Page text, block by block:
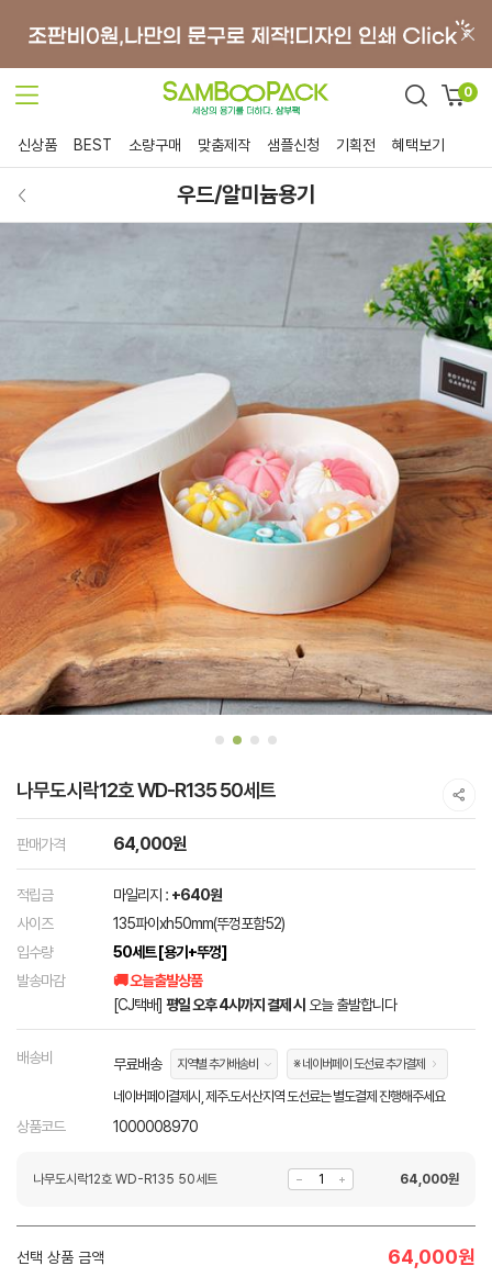
0
신상품 BEST 소량구매 맞춤제작 샘플신청 기획전 혜택보기
우드/알미늄용기
나무도시락12호 WD-R135 50세트
판매가격 64,000원
적립금 마일리지 : +640원
사이즈
135파이xh50mm(뚜껑포함52)
입수량
50세트 [용기+뚜껑]
발송마감
🚚 오늘출발상품
[CJ택배] 평일 오후 4시까지 결제 시 오늘 출발합니다
배송비 무료배송 지역별 추가배송비 ※ 네이버페이 도선료 추가결제
네이버페이결제시, 제주.도서산지역 도선료는 별도결제 진행해주세요
상품코드 1000008970
나무도시락12호 WD-R135 50세트 64,000원
선택 상품 금액 64,000원